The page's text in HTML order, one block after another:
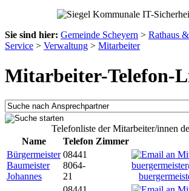
Sie sind hier: Gemeinde Scheyern > Rathaus &
Service > Verwaltung > Mitarbeiter
Mitarbeiter-Telefon-
Telefonliste der Mitarbeiter/innen
Name
Telefon Zimmer
Bürgermeister
Baumeister
Johannes
08441
8064-
21